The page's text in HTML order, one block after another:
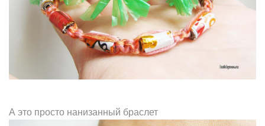
А это просто нанизанный браслет